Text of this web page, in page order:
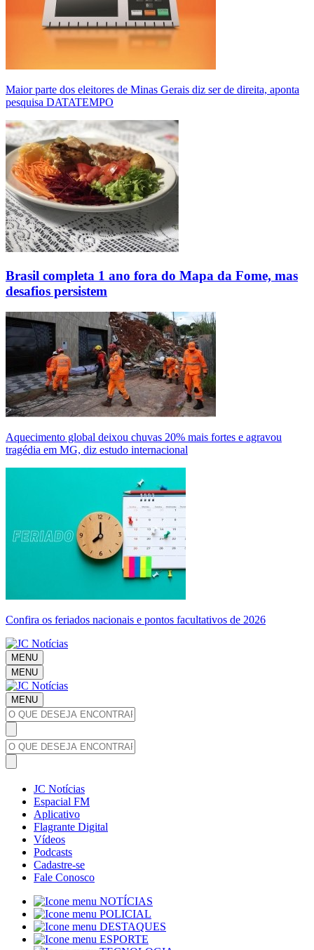
Maior parte dos eleitores de Minas Gerais diz ser de direita, aponta
pesquisa DATATEMPO
Brasil completa 1 ano fora do Mapa da Fome, mas
desafios persistem
Aquecimento global deixou chuvas 20% mais fortes e agravou
tragédia em MG, diz estudo internacional
Confira os feriados nacionais e pontos facultativos de 2026
MENU
MENU
MENU
JC Notícias
Espacial FM
Aplicativo
Flagrante Digital
Vídeos
Podcasts
Cadastre-se
Fale Conosco
NOTÍCIAS
POLICIAL
DESTAQUES
ESPORTE